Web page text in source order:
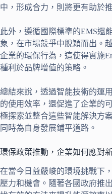
中，形成合力，則將更有助於
此外，遵循國際標準的EMS還
象，在市場競爭中脫穎而出。
企業的環保行為，這使得實施
種利於品牌增值的策略。
總結來說，透過智能技術的運用
的使用效率，還促進了企業的
極探索並整合這些智能解決方
同時為自身發展鋪平道路。
環保政策推動，企業如何應對
在當今日益嚴峻的環境挑戰下
壓力和機會。隨著各國政府推